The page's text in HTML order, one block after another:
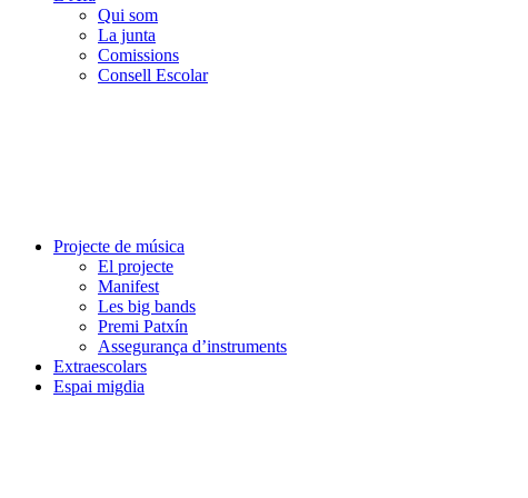
Qui som
La junta
Comissions
Consell Escolar
Projecte de música
El projecte
Manifest
Les big bands
Premi Patxín
Assegurança d’instruments
Extraescolars
Espai migdia